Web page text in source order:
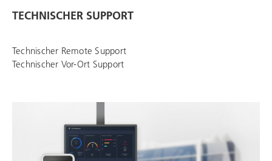
TECHNISCHER SUPPORT
Technischer Remote Support
Technischer Vor-Ort Support